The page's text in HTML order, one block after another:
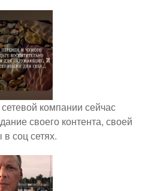
компании сейчас
своего контента, своей
соц сетях.